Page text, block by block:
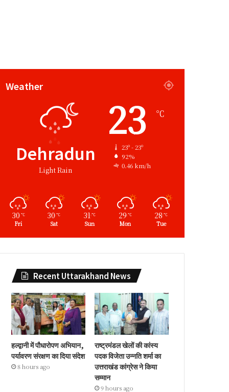
Weather
Dehradun
Light Rain
23 ℃
23º - 23º
92%
0.46 km/h
30 ℃
Fri
30℃
Sat
31℃
Sun
29℃
Mon
28℃
Tue
Recent Uttarakhand News
हल्द्वानी में पौधारोपण अभियान,
पर्यावरण संरक्षण का दिया संदेश
8 hours ago
राष्ट्रमंडल खेलों की कांस्य
पदक विजेता उन्नति शर्मा का
उत्तराखंड कांग्रेस ने किया
सम्मान
9 hours ago